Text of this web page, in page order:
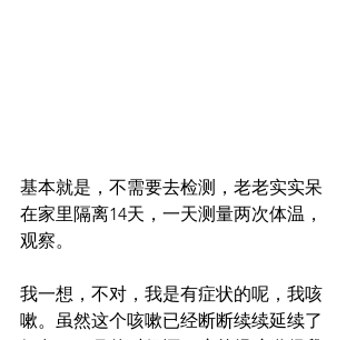
基本就是，不需要去检测，老老实实呆
在家里隔离14天，一天测量两次体温，
观察。
我一想，不对，我是有症状的呢，我咳
嗽。虽然这个咳嗽已经断断续续延续了